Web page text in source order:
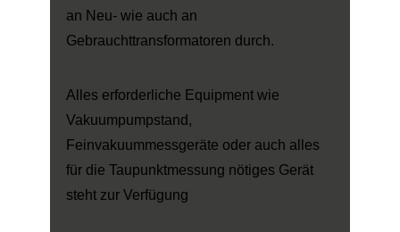
an Neu- wie auch an
Gebrauchttransformatoren durch.
Alles erforderliche Equipment wie
Vakuumpumpstand,
Feinvakuummessgeräte oder auch alles
für die Taupunktmessung nötiges Gerät
steht zur Verfügung